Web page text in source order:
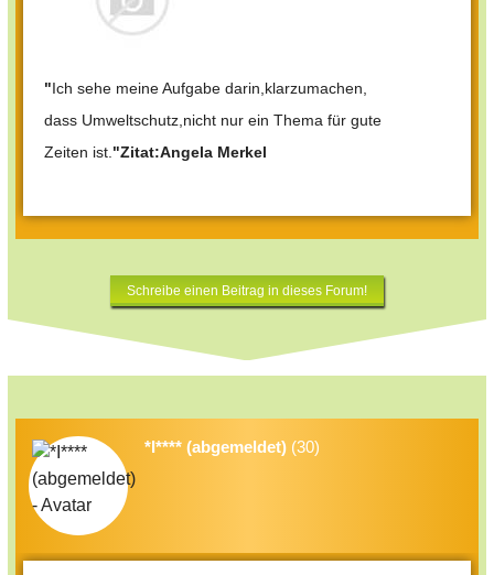
"Ich sehe meine Aufgabe darin,klarzumachen,
dass Umweltschutz,nicht nur ein Thema für gute
Zeiten ist. "Zitat:Angela Merkel
Schreibe einen Beitrag in dieses Forum!
*I**** (abgemeldet) (30)